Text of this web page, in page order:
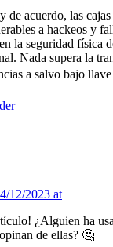
de acuerdo, las
a hackeos y
la seguridad física
Nada supera la
a salvo bajo
12/2023 at
¿Alguien ha
de ellas? 🤔